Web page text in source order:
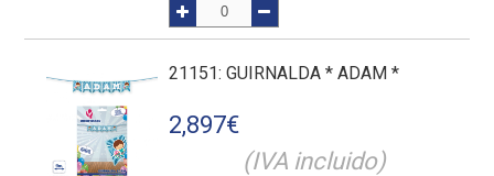
21151: GUIRNALDA * ADAM *
2,897€
(IVA incluido)